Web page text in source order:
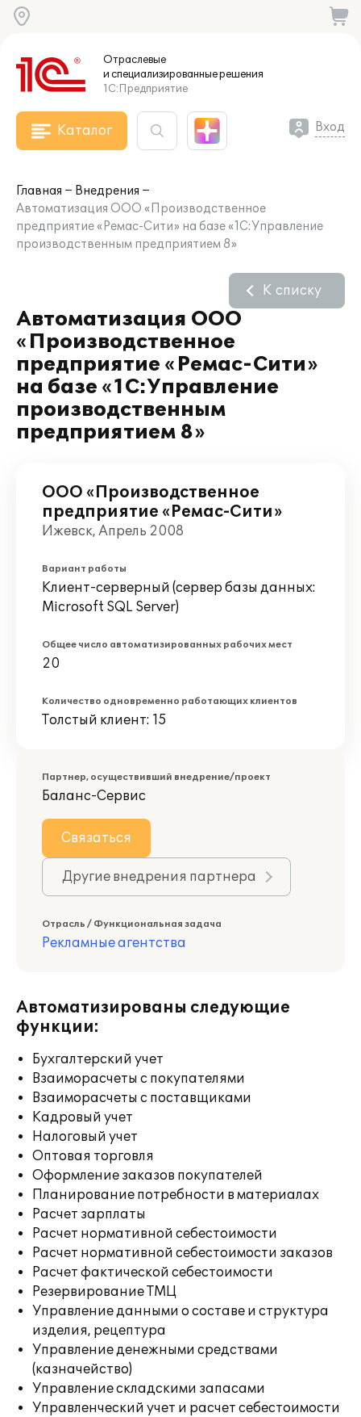
Отраслевые
и специализированныерешения
1С:Предприятие
Каталог Вход
Главная
Внедрения
Автоматизация ООО «Производственное
предприятие «Ремас-Сити» на базе «1С:Управление
производственным предприятием 8»
Автоматизация ООО
«Производственное
предприятие «Ремас-Сити»
на базе «1С:Управление
производственным
предприятием 8»
К списку
ООО «Производственное
предприятие «Ремас-Сити»
Ижевск, Апрель 2008
Вариант работы
Клиент-серверный (сервер базы данных:
Microsoft SQL Server)
Общее число автоматизированных рабочих мест
20
Количество одновременно работающих клиентов
Толстый клиент: 15
Партнер, осуществивший внедрение/проект
Баланс-Сервис
Связаться
Другие внедрения партнера
Отрасль / Функциональная задача
Рекламные агентства
Автоматизированы следующие
функции:
Бухгалтерский учет
Взаиморасчеты с покупателями
Взаиморасчеты с поставщиками
Кадровый учет
Налоговый учет
Оптовая торговля
Оформление заказов покупателей
Планирование потребности в материалах
Расчет зарплаты
Расчет нормативной себестоимости
Расчет нормативной себестоимости заказов
Расчет фактической себестоимости
Резервирование ТМЦ
Управление данными о составе и структура
изделия, рецептура
Управление денежными средствами
(казначейство)
Управление складскими запасами
Управленческий учет и расчет себестоимости